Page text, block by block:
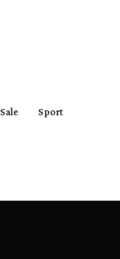
Sale Sport